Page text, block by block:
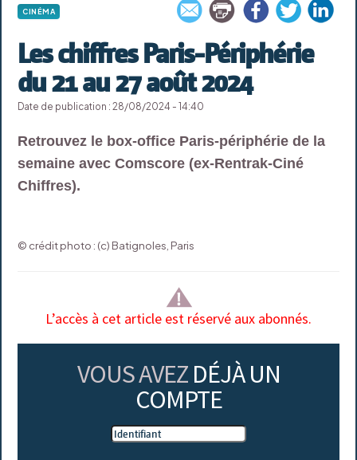
CINÉMA
Les chiffres Paris-Périphérie
du 21 au 27 août 2024
Date de publication : 28/08/2024 - 14:40
Retrouvez le box-office Paris-périphérie de la
semaine avec Comscore (ex-Rentrak-Ciné
Chiffres).
© crédit photo : (c) Batignoles, Paris
L’accès à cet article est réservé aux abonnés.
VOUS AVEZ DÉJÀ UN
COMPTE